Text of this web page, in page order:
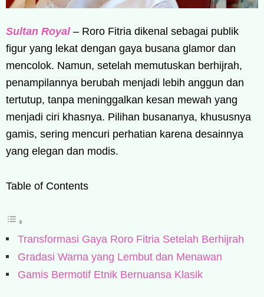
Sultan Royal– Roro Fitria dikenal sebagai publik
figur yang lekat dengan gaya busana glamor dan
mencolok. Namun, setelah memutuskan berhijrah,
penampilannya berubah menjadi lebih anggun dan
tertutup, tanpa meninggalkan kesan mewah yang
menjadi ciri khasnya. Pilihan busananya, khususnya
gamis, sering mencuri perhatian karena desainnya
yang elegan dan modis.
Table of Contents
Transformasi Gaya Roro Fitria Setelah Berhijrah
Gradasi Warna yang Lembut dan Menawan
Gamis Bermotif Etnik Bernuansa Klasik